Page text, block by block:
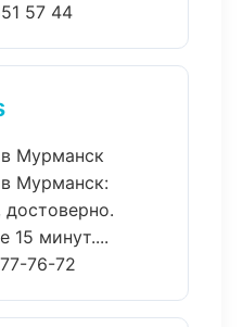
57 44
Мурманск
Мурманск:
достоверно.
15 минут....
76-72